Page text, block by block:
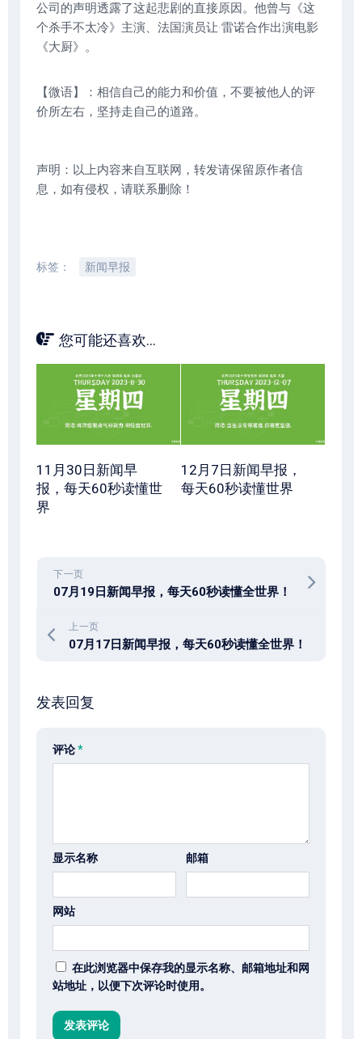
公司的声明透露了这起悲剧的直接原因。他曾与《这
个杀手不太冷》主演、法国演员让·雷诺合作出演电影
《大厨》。
【微语】：相信自己的能力和价值，不要被他人的评
价所左右，坚持走自己的道路。
声明：以上内容来自互联网，转发请保留原作者信
息，如有侵权，请联系删除！
标签： 新闻早报
您可能还喜欢...
11月30日新闻早
报，每天60秒读懂世
界
12月7日新闻早报，
每天60秒读懂世界
下一页
07月19日新闻早报，每天60秒读懂全世界！
上一页
07月17日新闻早报，每天60秒读懂全世界！
发表回复
评论*
显示名称 邮箱
网站
在此浏览器中保存我的显示名称、邮箱地址和网
站地址，以便下次评论时使用。